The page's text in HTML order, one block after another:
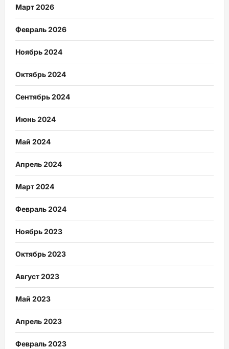
Март 2026
Февраль 2026
Ноябрь 2024
Октябрь 2024
Сентябрь 2024
Июнь 2024
Май 2024
Апрель 2024
Март 2024
Февраль 2024
Ноябрь 2023
Октябрь 2023
Август 2023
Май 2023
Апрель 2023
Февраль 2023